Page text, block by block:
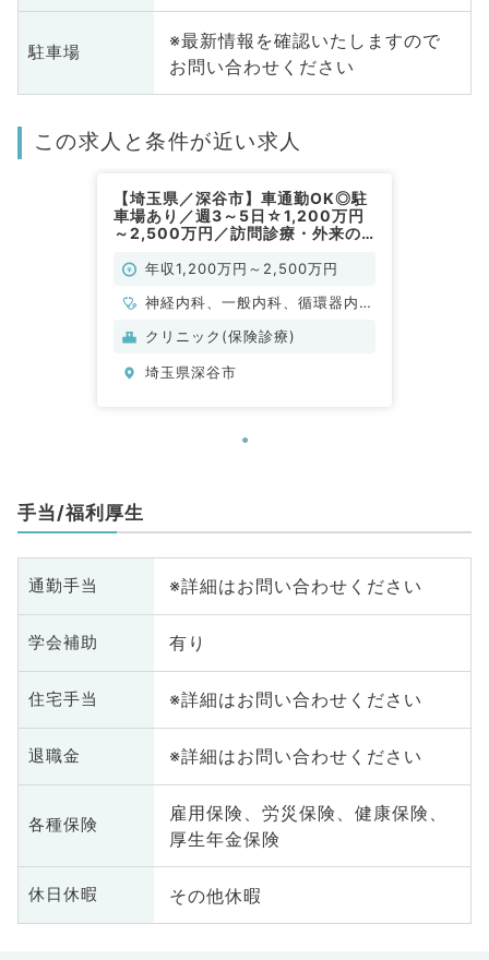
駐車場
※最新情報を確認いたしますので
お問い合わせください
この求人と条件が近い求人
【埼玉県／深谷市】車通勤OK◎駐
車場あり／週3～5日☆1,200万円
～2,500万円／訪問診療・外来の
年収1,200万円～2,500万円
神経内科、一般内科、循環器内
科、呼吸器内科、消化器内科、内
内科、血液内科、膠原病科
クリニック(保険診療)
埼玉県深谷市
手当/福利厚生
通勤手当 ※詳細はお問い合わせください
学会補助 有り
住宅手当 ※詳細はお問い合わせください
退職金 ※詳細はお問い合わせください
各種保険
雇用保険、労災保険、健康保険、
厚生年金保険
休日休暇 その他休暇